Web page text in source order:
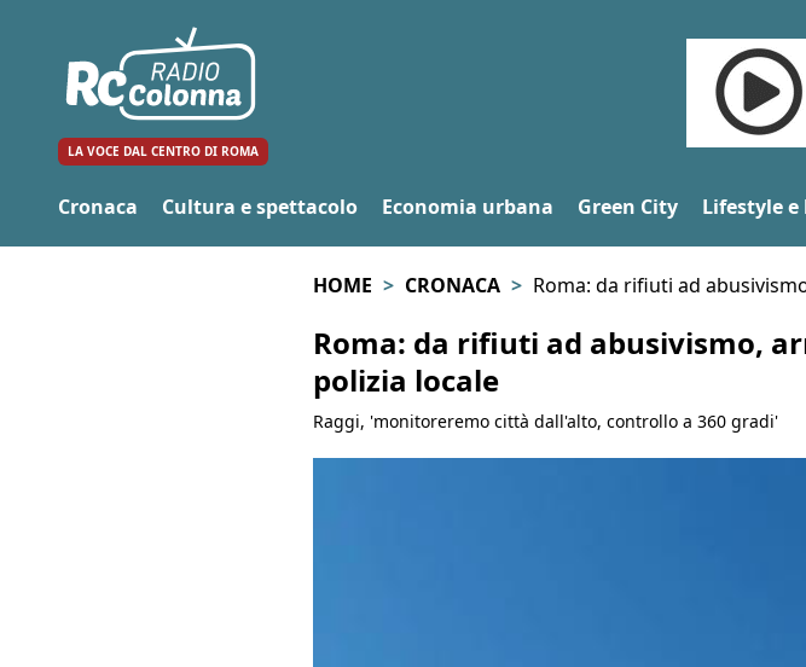
LA VOCE DAL CENTRO DI ROMA
Cronaca Cultura e spettacolo Economia urbana Green City Lifestyle e
HOME CRONACA Roma: da rifiuti ad
Roma: da rifiuti ad abusivismo,
polizia locale
Raggi, 'monitoreremo città dall'alto, controllo a 360 gradi'